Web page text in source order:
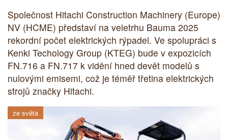
Společnost Hitachi Construction Machinery (Europe)
NV (HCME) představí na veletrhu Bauma 2025
rekordní počet elektrických rýpadel. Ve spolupráci s
Kenki Techology Group (KTEG) bude v expozicích
FN.716 a FN.717 k vidění hned devět modelů s
nulovými emisemi, což je téměř třetina elektrických
strojů značky Hitachi.
ze světa